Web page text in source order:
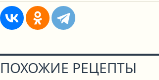
ПОХОЖИЕ РЕЦЕПТЫ